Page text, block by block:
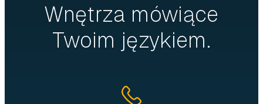
Wnętrza mówiące
Twoim językiem.